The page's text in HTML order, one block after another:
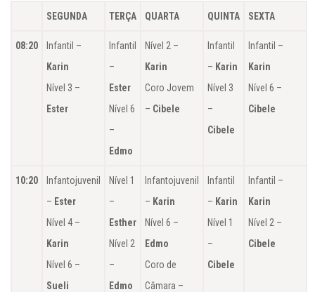
SEGUNDA TERÇA QUARTA QUINTA SEXTA
08:20
Infantil –
Karin
Nível 3 –
Ester
Infantil
–
Ester
Nível 6
–
Edmo
Nível 2 –
Karin
Coro Jovem
– Cibele
Infantil
– Karin
Nível 3
–
Cibele
Infantil –
Karin
Nível 6 –
Cibele
10:20
Infantojuvenil
– Ester
Nível 4 –
Karin
Nível 6 –
Sueli
Nível 1
–
Esther
Nível 2
–
Edmo
Infantojuvenil
– Karin
Nível 6 –
Edmo
Coro de
Câmara –
Infantil
– Karin
Nível 1
–
Cibele
Infantil –
Karin
Nível 2 –
Cibele